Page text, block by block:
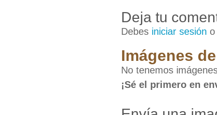
Deja tu
Debes iniciar sesión
Imágenes
No tenemos
¡Sé el primero en